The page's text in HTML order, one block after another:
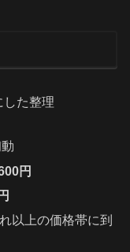
た整理
円
以上の価格帯に到